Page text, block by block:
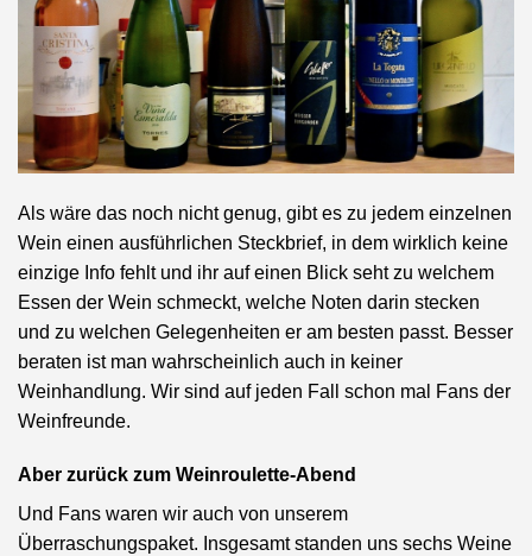
Als wäre das noch nicht genug, gibt es zu jedem einzelnen
Wein einen ausführlichen Steckbrief, in dem wirklich keine
einzige Info fehlt und ihr auf einen Blick seht zu welchem
Essen der Wein schmeckt, welche Noten darin stecken
und zu welchen Gelegenheiten er am besten passt. Besser
beraten ist man wahrscheinlich auch in keiner
Weinhandlung. Wir sind auf jeden Fall schon mal Fans der
Weinfreunde.
Aber zurück zum Weinroulette-Abend
Und Fans waren wir auch von unserem
Überraschungspaket. Insgesamt standen uns sechs Weine